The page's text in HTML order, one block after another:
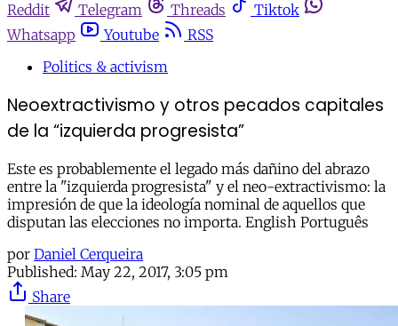
Reddit
Telegram Threads
Tiktok
Whatsapp
Youtube
RSS
Politics & activism
Neoextractivismo y otros pecados capitales
de la “izquierda progresista”
Este es probablemente el legado más dañino del abrazo
entre la "izquierda progresista" y el neo-extractivismo: la
impresión de que la ideología nominal de aquellos que
disputan las elecciones no importa. English Português
por Daniel Cerqueira
Published: May 22, 2017, 3:05 pm
Share